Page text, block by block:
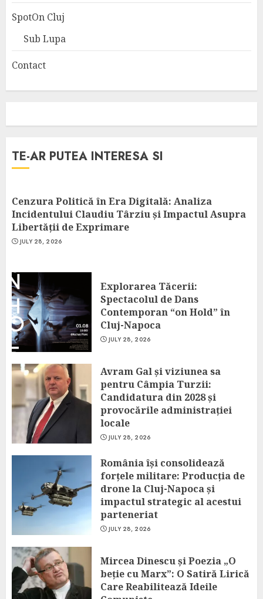
SpotOn Cluj
Sub Lupa
Contact
TE-AR PUTEA INTERESA SI
Cenzura Politică în Era Digitală: Analiza
Incidentului Claudiu Târziu și Impactul Asupra
Libertății de Exprimare
JULY 28, 2026
Explorarea Tăcerii:
Spectacolul de Dans
Contemporan “on Hold” în
Cluj-Napoca
JULY 28, 2026
Avram Gal și viziunea sa
pentru Câmpia Turzii:
Candidatura din 2028 și
provocările administrației
locale
JULY 28, 2026
România își consolidează
forțele militare: Producția de
drone la Cluj-Napoca și
impactul strategic al acestui
parteneriat
JULY 28, 2026
Mircea Dinescu și Poezia „O
beție cu Marx”: O Satiră Lirică
Care Reabilitează Ideile